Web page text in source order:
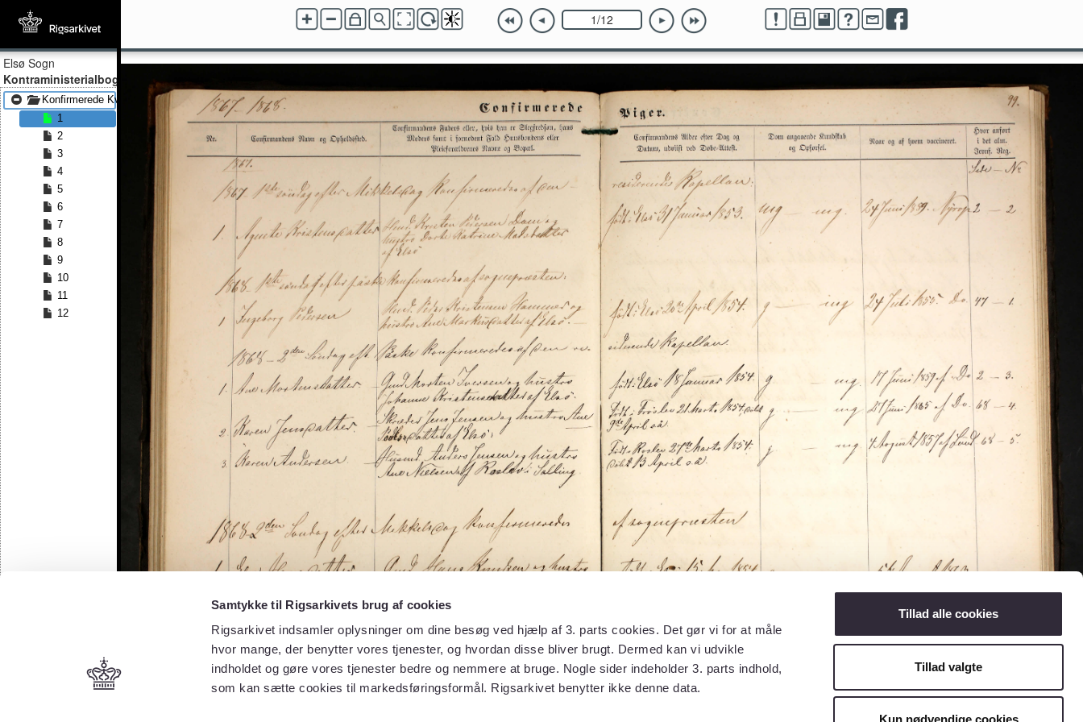
Samtykke til Rigsarkivets brug af cookies
Rigsarkivet indsamler oplysninger om dine besøg ved hjælp af 3. parts cookies. Det gør vi for at måle
hvor mange, der benytter vores tjenester, og hvordan disse bliver brugt. Dermed kan vi udvikle
indholdet og gøre vores tjenester bedre og nemmere at bruge. Nogle sider indeholder 3. parts indhold,
som kan sætte cookies til markedsføringsformål. Rigsarkivet benytter ikke denne data.
Tillad alle cookies
Tillad valgte
Kun nødvendige cookies
Elsø Sogn
Kontraministerialbog
Konfirmerede Kvinder 1867 - Konfirmerede Kvinder 1891
1
2
3
4
5
6
7
8
9
10
11
12